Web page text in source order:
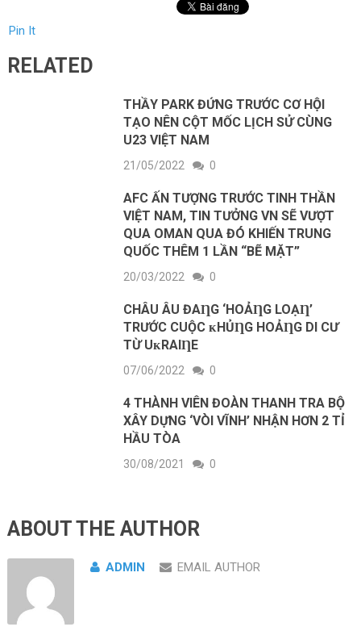
Pin It
RELATED
THẦY PARK ĐỨNG TRƯỚC CƠ HỘI
TẠO NÊN CỘT MỐC LỊCH SỬ CÙNG
U23 VIỆT NAM
21/05/2022 0
AFC ẤN TƯỢNG TRƯỚC TINH THẦN
VIỆT NAM, TIN TƯỞNG VN SẼ VƯỢT
QUA OMAN QUA ĐÓ KHIẾN TRUNG
QUỐC THÊM 1 LẦN “BẼ MẶT”
20/03/2022 0
CHÂU ÂU ĐAȠG ‘HOẢȠG LOẠȠ’
ТRƯỚC CUỘC ᴋHỦȠG HOẢȠG DI CƯ
ТỪ UᴋRAIȠE
07/06/2022 0
4 THÀNH VIÊN ĐOÀN THANH TRA BỘ
XÂY DỰNG ‘VÒI VĨNH’ NHẬN HƠN 2 TỈ
HẦU TÒA
30/08/2021 0
ABOUT THE AUTHOR
ADMIN EMAIL AUTHOR